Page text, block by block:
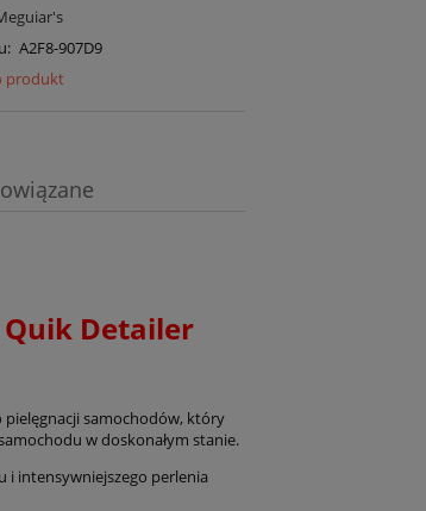
A2F8-907D9
produkt
Detailer
samochodów, który
w doskonałym stanie.
i intensywniejszego perlenia